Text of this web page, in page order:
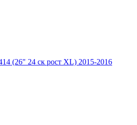
(26" 24 ск рост XL) 2015-2016